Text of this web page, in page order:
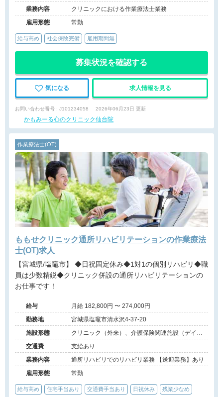
業務内容
クリニックにおける作業療法士業務
雇用形態
常勤
給与高め 社会保険完備 雇用期間無
募集状況を確認する
気になる 求人情報を見る
お問い合わせ番号 : J101234058 2026年06月23日 更新
かもみーる心のクリニック仙台院
作業療法士(OT)
ももせクリニック通所リハビリテーションの作業療法
士(OT)求人
【宮城県/塩竈市】 ◆日祝固定休み◆1対1の個別リハビリ◆職
員は少数精鋭◆クリニック併設の通所リハビリテーションの
お仕事です！
給与
月給 182,800円 〜 274,000円
勤務地
宮城県塩竈市清水沢4-37-20
施設形態
クリニック（外来）、介護保険関連施設（デイケ
ア）
交通費
支給あり
業務内容
通所リハビリでのリハビリ業務 【送迎業務】あり
雇用形態
常勤
給与高め 住宅手当あり 交通費手当あり 日祝休み 残業少なめ